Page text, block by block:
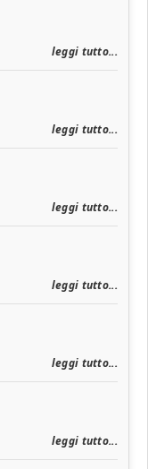
leggi tutto...
leggi tutto...
leggi tutto...
leggi tutto...
leggi tutto...
leggi tutto...